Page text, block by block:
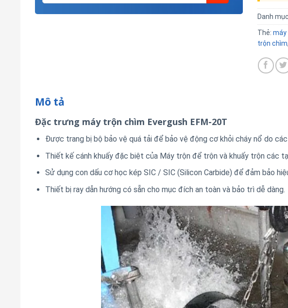
Danh
Thẻ: máy
trộn chìm,
Mô tả
Đặc trưng máy trộn chìm Evergush EFM-20T
Được trang bị bộ bảo vệ quá tải để bảo vệ động cơ khỏi cháy nổ do
Thiết kế cánh khuấy đặc biệt của Máy trộn để trộn và khuấy trộn các
Sử dụng con dấu cơ học kép SIC / SIC (Silicon Carbide) để đảm bảo
Thiết bị ray dẫn hướng có sẵn cho mục đích an toàn và bảo trì dễ dàng.